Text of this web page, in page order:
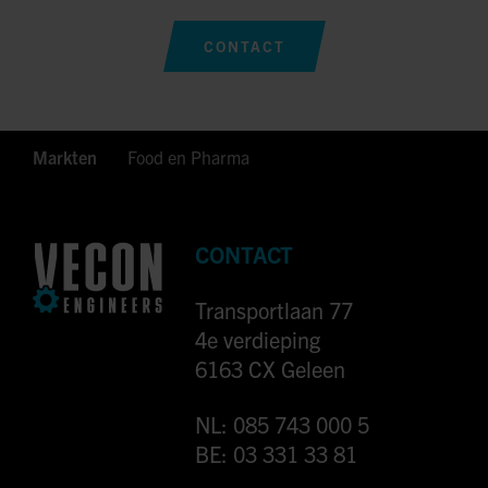
CONTACT
Markten Food en Pharma
CONTACT
Transportlaan 77
4e verdieping
6163 CX Geleen
NL: 085 743 000 5
BE: 03 331 33 81